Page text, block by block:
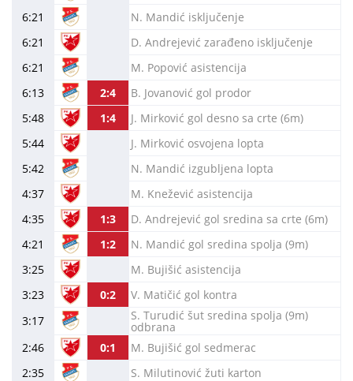
6:21
N. Mandić isključenje
6:21
D. Andrejević zarađeno isključenje
6:21
M. Popović asistencija
6:13
2:4
B. Jovanović gol prodor
5:48
1:4
J. Mirković gol desno sa crte (6m)
5:44
J. Mirković osvojena lopta
5:42
N. Mandić izgubljena lopta
4:37
M. Knežević asistencija
4:35
1:3
D. Andrejević gol sredina sa crte (6m)
4:21
1:2
N. Mandić gol sredina spolja (9m)
3:25
M. Bujišić asistencija
3:23
0:2
V. Matičić gol kontra
3:17
S. Turudić šut sredina spolja (9m)
odbrana
2:46
0:1
M. Bujišić gol sedmerac
2:35
S. Milutinović žuti karton